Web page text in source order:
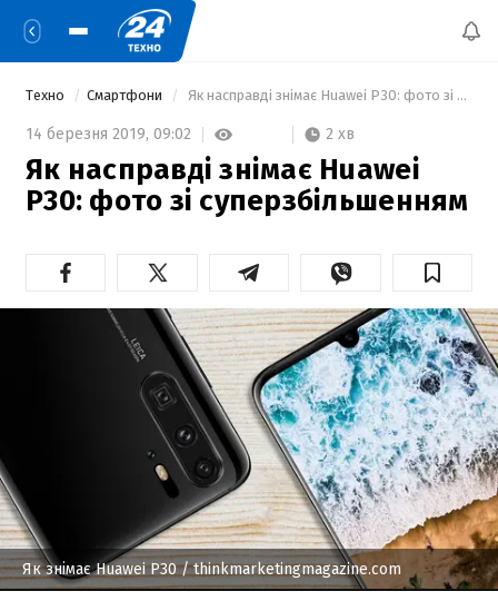
Техно Смартфони Як насправді знімає Huawei P30: фото зі суперзбільшенням
14 березня 2019, 09:02 2 хв
Як насправді знімає Huawei
P30: фото зі суперзбільшенням
Як знімає Huawei P30/ thinkmarketingmagazine.com